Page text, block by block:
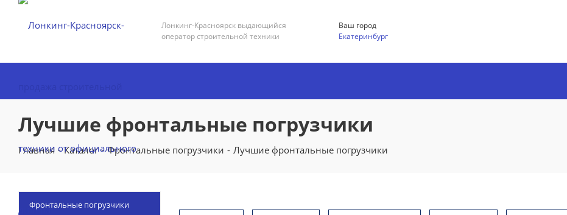
Лонкинг-Красноярск выдающийся
оператор строительной техники
Ваш город
Екатеринбург
Лучшие фронтальные погрузчики
Главная - Каталог - Фронтальные погрузчики - Лучшие фронтальные погрузчики
Фронтальные погрузчики